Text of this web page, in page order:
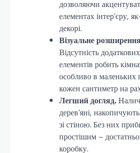
дозволяючи
елементах інтер’єру,
декорі.
Візуальне
Відсутність
елементів робить
особливо в
кожен сантиметр на
Легший догляд.
дерев’яні,
зі стіною. Без них
простішим –
коробку.